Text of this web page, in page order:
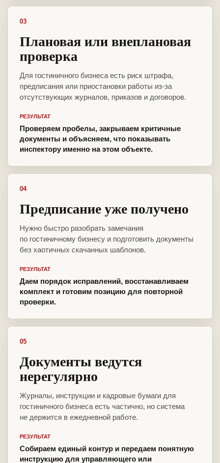
03
Плановая или внеплановая
проверка
Для гостиничного бизнеса есть риск штрафа,
предписания или приостановки работы из-за
отсутствующих журналов, приказов и договоров.
РЕЗУЛЬТАТ
Проверяем пробелы, закрываем критичные
документы и объясняем, что показывать
инспектору именно на этом объекте.
04
Предписание уже получено
Нужно быстро разобрать замечания
по гостиничному бизнесу и подготовить документы
без хаотичных скачанных шаблонов.
РЕЗУЛЬТАТ
Даем порядок исправлений, восстанавливаем
комплект и готовим позицию для повторной
проверки.
05
Документы ведутся
нерегулярно
Журналы, инструкции и кадровые бумаги для
гостиничного бизнеса есть частично, но система
не держится в ежедневной работе.
РЕЗУЛЬТАТ
Собираем единый контур и передаем понятную
инструкцию для управляющего или